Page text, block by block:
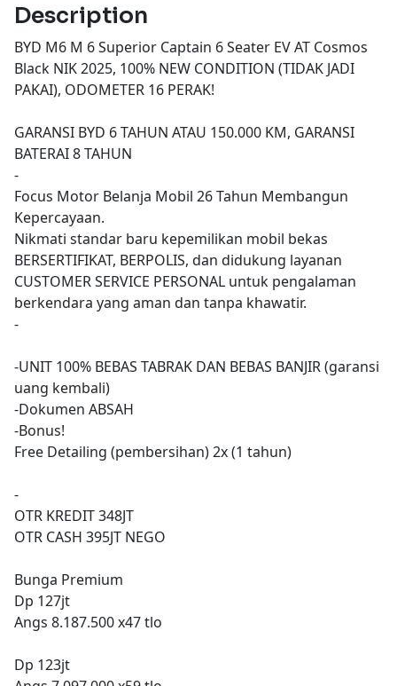
Description
BYD M6 M 6 Superior Captain 6 Seater EV AT Cosmos
Black NIK 2025, 100% NEW CONDITION (TIDAK JADI
PAKAI), ODOMETER 16 PERAK!
GARANSI BYD 6 TAHUN ATAU 150.000 KM, GARANSI
BATERAI 8 TAHUN
-
Focus Motor Belanja Mobil 26 Tahun Membangun
Kepercayaan.
Nikmati standar baru kepemilikan mobil bekas
BERSERTIFIKAT, BERPOLIS, dan didukung layanan
CUSTOMER SERVICE PERSONAL untuk pengalaman
berkendara yang aman dan tanpa khawatir.
-
-UNIT 100% BEBAS TABRAK DAN BEBAS BANJIR (garansi
uang kembali)
-Dokumen ABSAH
-Bonus!
Free Detailing (pembersihan) 2x (1 tahun)
-
OTR KREDIT 348JT
OTR CASH 395JT NEGO
Bunga Premium
Dp 127jt
Angs 8.187.500 x47 tlo
Dp 123jt